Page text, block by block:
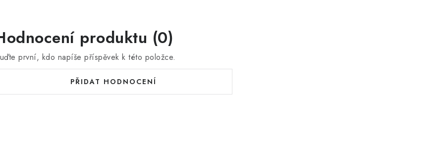
produktu (0)
první, kdo napíše příspěvek k této položce.
PŘIDAT HODNOCENÍ